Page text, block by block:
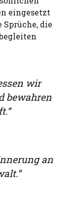
eingesetzt
die
wir
bewahren
an